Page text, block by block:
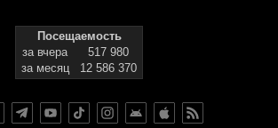
Посещаемость
за вчера
517 980
за месяц
12 586 370